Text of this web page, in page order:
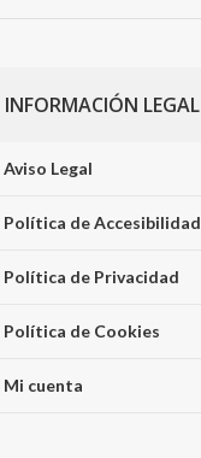
INFORMACIÓN LEGAL
Aviso Legal
Política de Accesibilidad
Política de Privacidad
Política de Cookies
Mi cuenta